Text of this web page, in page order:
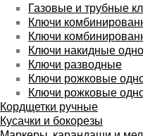
Газовые и трубные
Ключи
Ключи
Ключи накидные
Ключи разводные
Ключи рожковые
Ключи рожковые
Кордщетки ручные
Кусачки и бокорезы